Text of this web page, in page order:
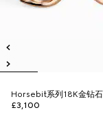
Horsebit系列18K金钻
£3,100